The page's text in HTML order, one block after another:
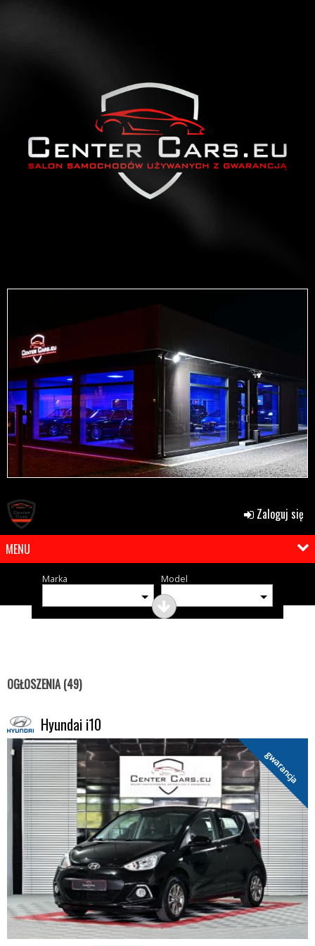
Zaloguj się
MENU
Marka Model
OGŁOSZENIA (49)
Hyundai i10
gwarancja